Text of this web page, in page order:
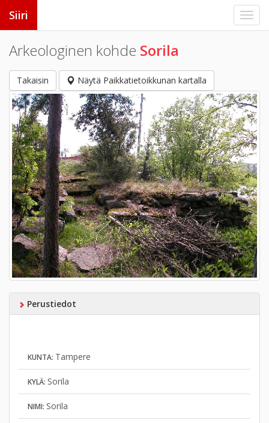
Siiri
Arkeologinen kohde Sorila
Takaisin Näytä Paikkatietoikkunan kartalla
Perustiedot
KUNTA: Tampere
KYLÄ: Sorila
NIMI: Sorila